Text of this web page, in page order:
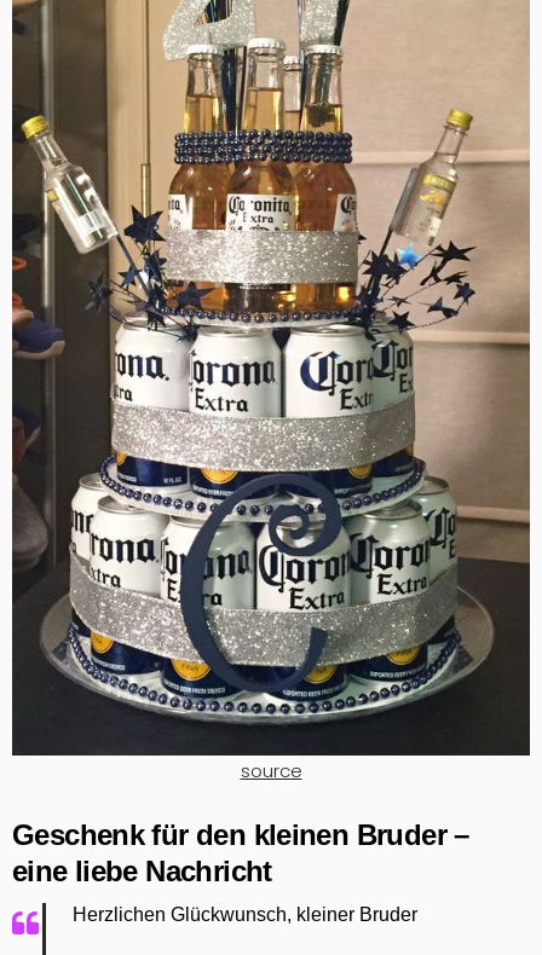
source
Geschenk für den kleinen Bruder –
eine liebe Nachricht
Herzlichen Glückwunsch, kleiner Bruder